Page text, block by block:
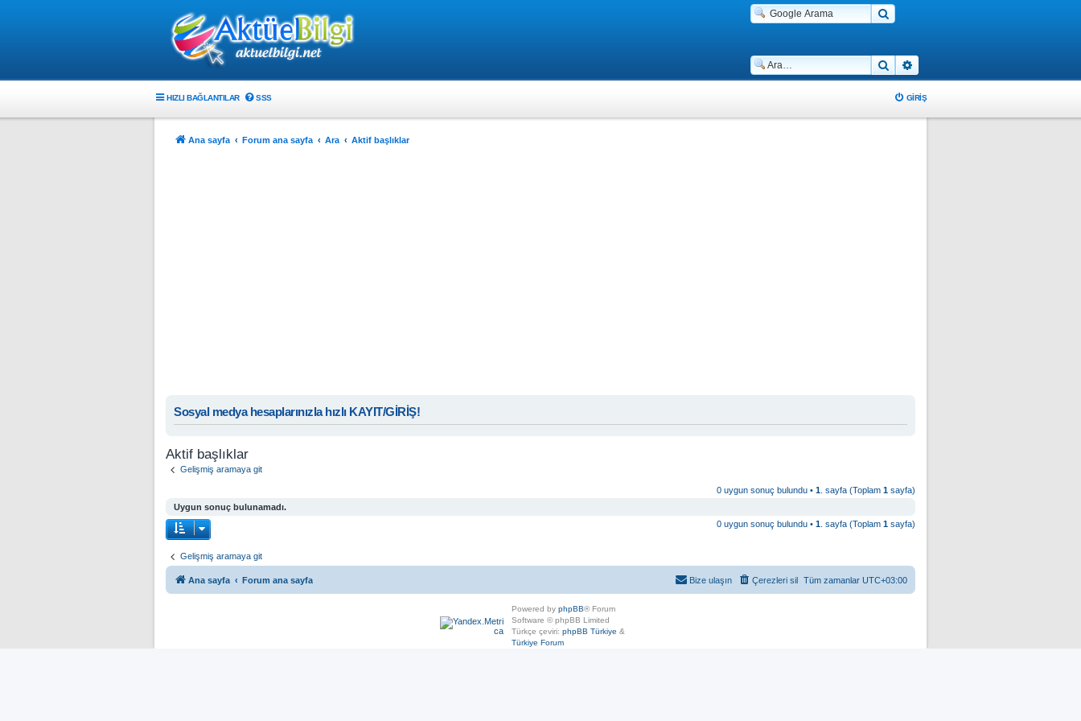
Ara
HIZLI BAĞLANTILAR SSS GIRIŞ
Ana sayfa Forum ana sayfa Ara Aktif başlıklar
Sosyal medya hesaplarınızla hızlı KAYIT/GİRİŞ!
Aktif başlıklar
Gelişmiş aramaya git
0 uygun sonuç bulundu • 1 . sayfa (Toplam 1 sayfa)
Uygun sonuç bulunamadı.
0 uygun sonuç bulundu • 1 . sayfa (Toplam 1 sayfa)
Gelişmiş aramaya git
Ana sayfa Forum ana sayfa Tüm zamanlar UTC+03:00
Çerezleri sil
Bize ulaşın
Powered by phpBB® Forum
Software © phpBB Limited
Türkçe çeviri: phpBB Türkiye &
Türkiye Forum